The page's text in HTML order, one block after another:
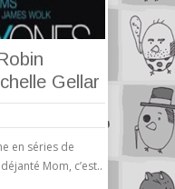
Gellar
en séries de
Mom, c’est..